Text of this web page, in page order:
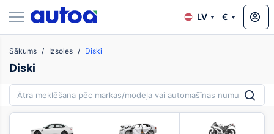
LV €
Sākums Izsoles Diski
Diski